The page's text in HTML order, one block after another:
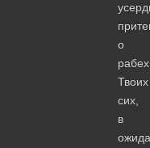
о
рабех
Твоих
сих,
в